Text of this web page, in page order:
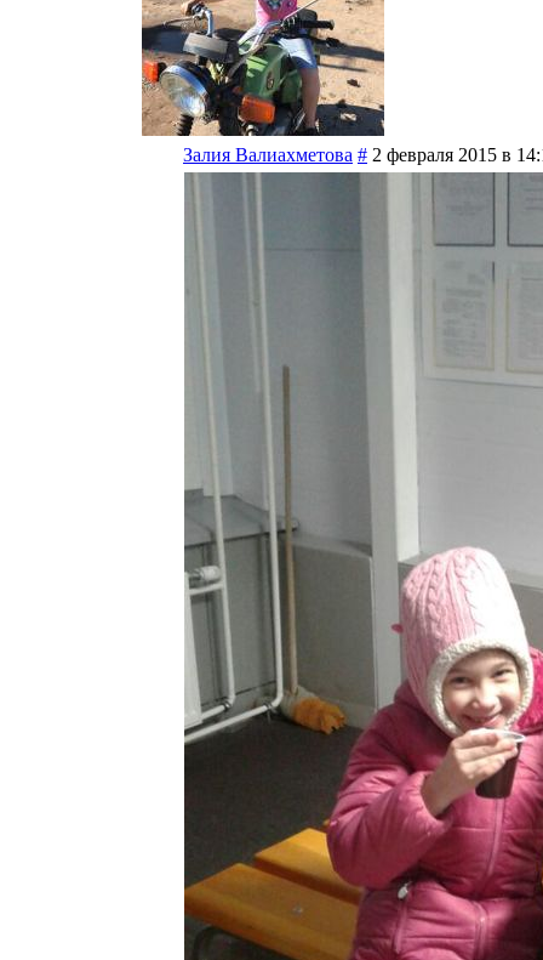
Залия Валиахметова # 2 февраля 2015 в